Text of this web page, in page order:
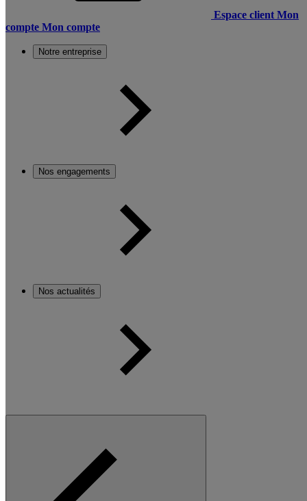
Espace client Mon
compte Mon compte
Notre entreprise
Nos engagements
Nos actualités